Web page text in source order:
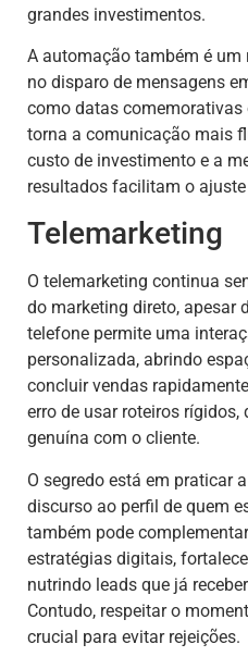
grandes investimentos.
A automação também é
no disparo de mensagens
como datas
torna a comunicação mais
custo de investimento e a
resultados facilitam o
Telemarketing
O telemarketing continua
do marketing direto, apesar
telefone permite uma
personalizada, abrindo
concluir vendas
erro de usar roteiros
genuína com o cliente.
O segredo está em praticar
discurso ao perfil de quem
também pode
estratégias digitais,
nutrindo leads que já
Contudo, respeitar o
crucial para evitar rejeições.